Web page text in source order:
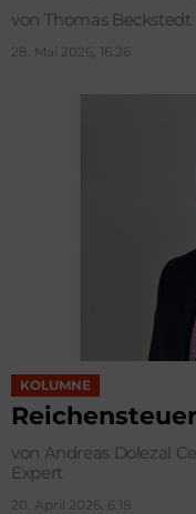
von Thomas Beckstedt
28. Mai 2026, 16:26
KOLUMNE
von Andreas Dolezal
Expert
20. April 2026, 6:18